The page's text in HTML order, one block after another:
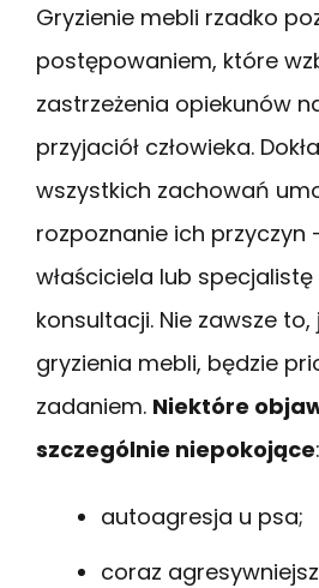
Gryzienie mebli rzadko
postępowaniem, które
zastrzeżenia opiekunów
przyjaciół człowieka.
wszystkich zachowań
rozpoznanie ich przyczyn
właściciela lub
konsultacji. Nie zawsze
gryzienia mebli, będzie
zadaniem. Niektóre
szczególnie niepokojące:
autoagresja u psa;
coraz